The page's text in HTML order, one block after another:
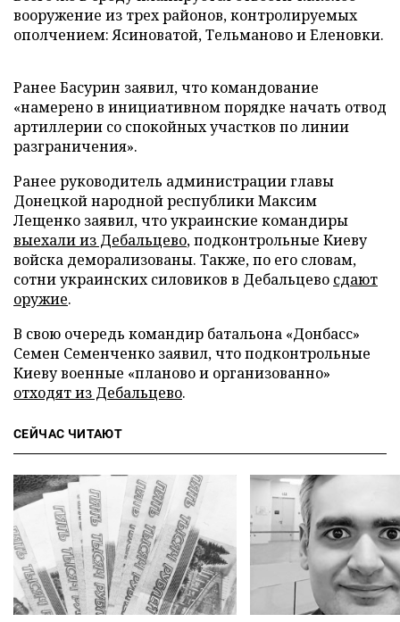
вооружение из трех районов, контролируемых
ополчением: Ясиноватой, Тельманово и Еленовки.
Ранее Басурин заявил, что командование
«намерено в инициативном порядке начать отвод
артиллерии со спокойных участков по линии
разграничения».
Ранее руководитель администрации главы
Донецкой народной республики Максим
Лещенко заявил, что украинские командиры
выехали из Дебальцево, подконтрольные Киеву
войска деморализованы. Также, по его словам,
сотни украинских силовиков в Дебальцево сдают
оружие.
В свою очередь командир батальона «Донбасс»
Семен Семенченко заявил, что подконтрольные
Киеву военные «планово и организованно»
отходят из Дебальцево.
СЕЙЧАС ЧИТАЮТ